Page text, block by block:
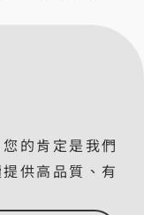
的肯定是我們
供高品質、有